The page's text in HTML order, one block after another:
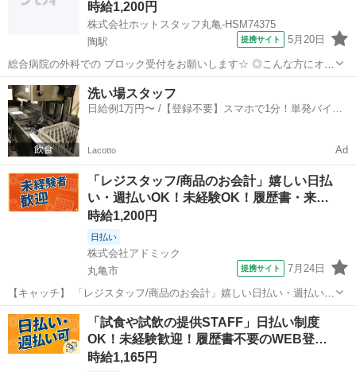
時給1,200円
株式会社ホットスタッフ丸亀-HSM74375
陶駅
提携サイト 5月20日
総合病院の外科での ブロック受付をお願いします☆ ◎こんな方にオス
スメ ■土日祝休みがいい方 ■駅チカがいい方 ■長期での就業をしたい
方 ——————————————————— ◆仕事内容◆
—————————...
香川 陶駅 その他
洗い場スタッフ
日給例1万円〜 /【登録不要】スマホで1分！単発バイト
Lacotto Ad
「レジスタッフ/商品のお会計」嬉しい日払
い・週払いOK！未経験OK！履歴書・来…
時給1,200円
日払い
株式会社アドミック
丸亀市
提携サイト 7月24日
【キャッチ】 「レジスタッフ/商品のお会計」嬉しい日払い・週払い
OK！未経験OK！履歴書・来社不要！時給1200円～！丸亀市 【コメン
ト】 理想のお仕事探しは当社にお任せ♪ ★未経験やブランクのある方
も活躍中◎ ☆急な出...
香川 丸亀市 その他
「試食や試飲の提供STAFF」日払い制度
OK！未経験歓迎！履歴書不要のWEB登…
時給1,165円